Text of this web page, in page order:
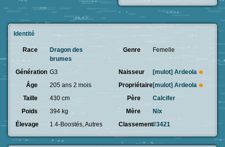
Identité
Race
Dragon des
brumes
Genre Femelle
Génération G3 Naisseur [mulot]Ardeola
Âge
205 ans 2 mois Propriétaire[mulot]Ardeola
Taille
430 cm Père
Calcifer
Poids
394 kg Mère
Nix
Élevage
1.4-Boostés, Autres Classement#3421